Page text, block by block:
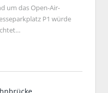
um das Open-Air-
P1 würde